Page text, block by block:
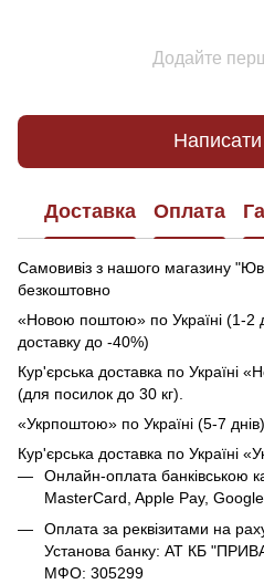
Додайте
Написати
Доставка Оплата
Самовивіз з нашого магазину
безкоштовно
«Новою поштою» по Україні (1-2
доставку до -40%)
Кур'єрська доставка по Україні
(для посилок до 30 кг).
«Укрпоштою» по Україні (5-7
Кур'єрська доставка по Україні
Онлайн-оплата банківською
MasterCard, Apple Pay,
Оплата за реквізитами на
Установа банку: АТ КБ
МФО: 305299